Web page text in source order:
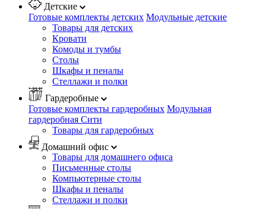
Детские
Готовые комплекты детских Модульные детские
Товары для детских
Кровати
Комоды и тумбы
Столы
Шкафы и пеналы
Стеллажи и полки
Гардеробные
Готовые комплекты гардеробных Модульная
гардеробная Сити
Товары для гардеробных
Домашний офис
Товары для домашнего офиса
Письменные столы
Компьютерные столы
Шкафы и пеналы
Стеллажи и полки